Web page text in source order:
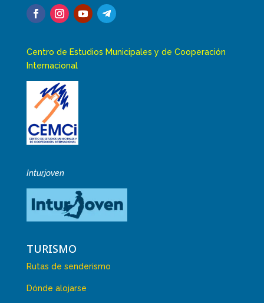
Centro de Estudios Municipales y de Cooperación
Internacional
Inturjoven
TURISMO
Rutas de senderismo
Dónde alojarse